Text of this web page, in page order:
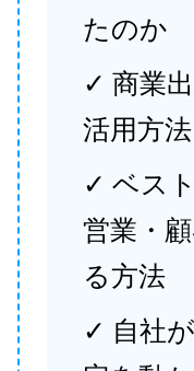
たのか
✓ 商業
活用方
✓ ベス
営業・
る方法
✓ 自社